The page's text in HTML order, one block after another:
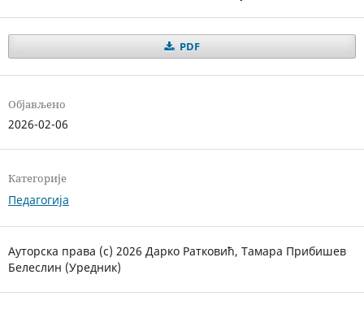
PDF
Објављено
2026-02-06
Категорије
Педагогија
Ауторска права (c) 2026 Дарко Ратковић, Тамара Прибишев
Белеслин (Уредник)